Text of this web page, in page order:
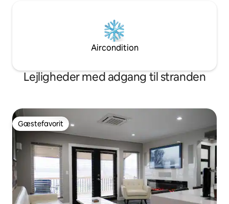
Aircondition
Lejligheder med adgang til stranden
Gæstefavorit
Gæstefavorit